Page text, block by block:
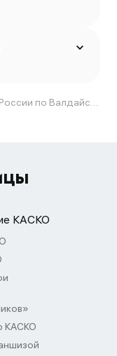
Отделение Госавтоинспекции ОМВД России по Валдайскому району
КАСКО
КАСКО